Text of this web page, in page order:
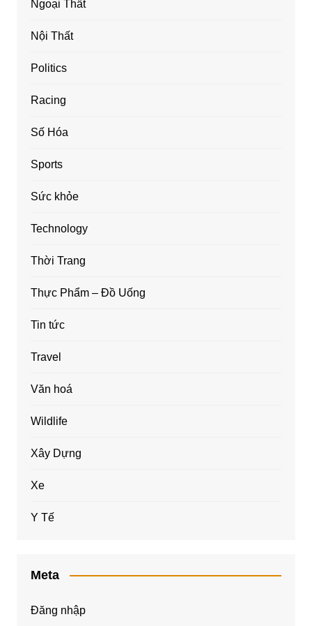
Ngoại Thất
Nội Thất
Politics
Racing
Số Hóa
Sports
Sức khỏe
Technology
Thời Trang
Thực Phẩm – Đồ Uống
Tin tức
Travel
Văn hoá
Wildlife
Xây Dựng
Xe
Y Tế
Meta
Đăng nhập